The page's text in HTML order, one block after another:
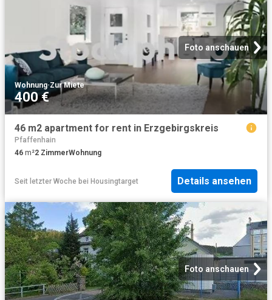
Foto anschauen
Wohnung·Zur Miete
400 €
46 m2 apartment for rent in Erzgebirgskreis
Pfaffenhain
46 m²2 ZimmerWohnung
Seit letzter Woche bei Housingtarget Details ansehen
Foto anschauen